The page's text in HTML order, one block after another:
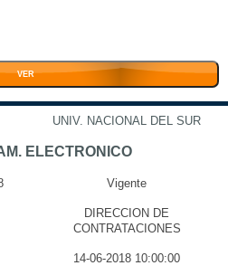
VER
UNIV. NACIONAL DEL SUR
ELECTRONICO
Vigente
DIRECCION DE
CONTRATACIONES
14-06-2018 10:00:00